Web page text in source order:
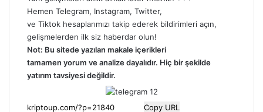
Hemen Telegram, Instagram, Twitter,
ve Tiktok hesaplarımızı takip ederek bildirimleri açın,
gelişmelerden ilk siz haberdar olun!
Not: Bu sitede yazılan makale içerikleri
tamamen yorum ve analize dayalıdır. Hiç bir şekilde
yatırım tavsiyesi değildir.
Copy URL